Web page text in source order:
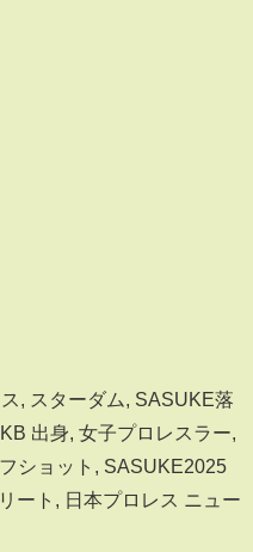
, スターダム, SASUKE落
出身, 女子プロレスラー,
ショット, SASUKE2025
ート, 日本プロレス ニュー